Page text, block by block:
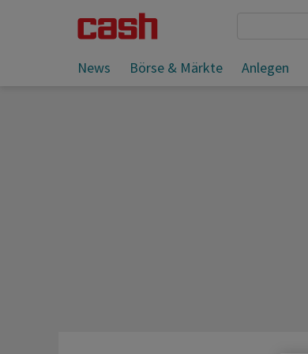
News Börse & Märkte Anlegen
Sie lesen: 4-Wochenvorschau Schweiz ab